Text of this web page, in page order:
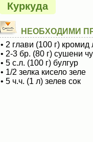
Куркуда
НЕОБХОДИМИ
• 2 глави (100 г) кромид
• 2-3 бр. (80 г) сушени
• 5 с.л. (100 г) булгур
• 1/2 зелка кисело зеле
• 5 ч.ч. (1 л) зелев сок